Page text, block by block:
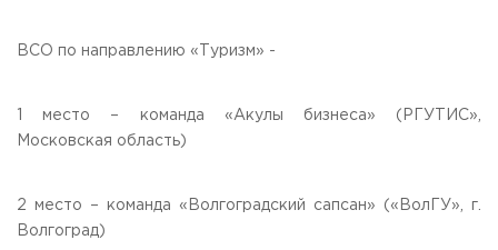
ВСО по направлению «Туризм» -
1 место – команда «Акулы бизнеса» (РГУТИС»,
Московская область)
2 место – команда «Волгоградский сапсан» («ВолГУ», г.
Волгоград)